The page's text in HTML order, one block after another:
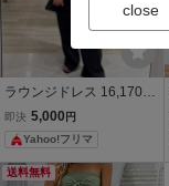
ラウンジドレス 16,170
円 ブラック ベアトッ
プオールインワン黒 FRE
即決 5,000 円
Yahoo!フリマ
送料無料
close